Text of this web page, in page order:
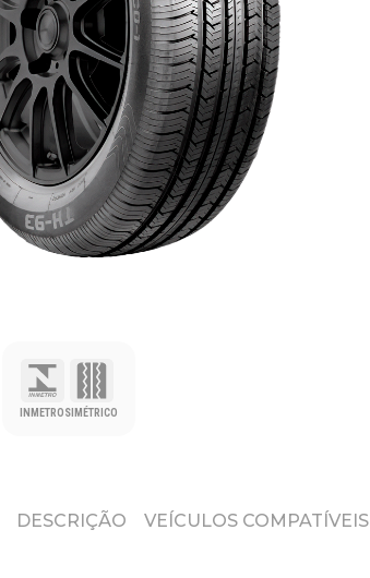
INMETROSIMÉTRICO
DESCRIÇÃO VEÍCULOS COMPATÍVEIS